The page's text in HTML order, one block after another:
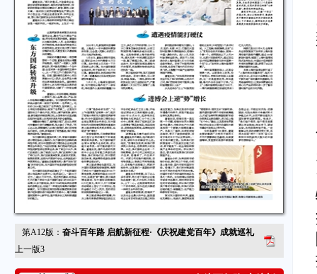
第A12版： 奋斗百年路 启航新征程·《庆祝建党百年》成就巡礼
上一版3